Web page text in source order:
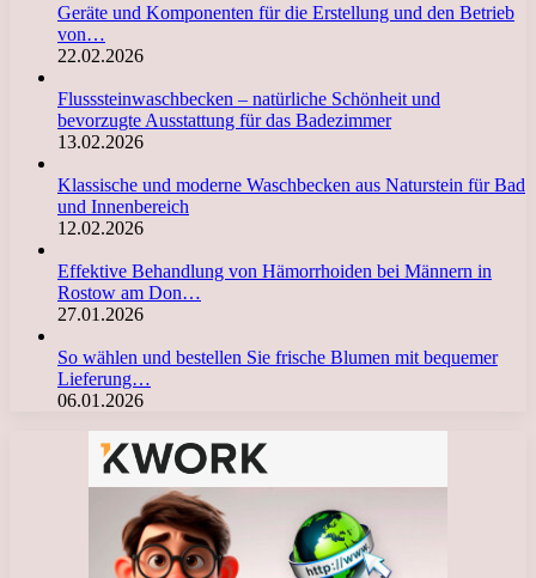
Geräte und Komponenten für die Erstellung und den Betrieb
von…
22.02.2026
Flusssteinwaschbecken – natürliche Schönheit und
bevorzugte Ausstattung für das Badezimmer
13.02.2026
Klassische und moderne Waschbecken aus Naturstein für Bad
und Innenbereich
12.02.2026
Effektive Behandlung von Hämorrhoiden bei Männern in
Rostow am Don…
27.01.2026
So wählen und bestellen Sie frische Blumen mit bequemer
Lieferung…
06.01.2026